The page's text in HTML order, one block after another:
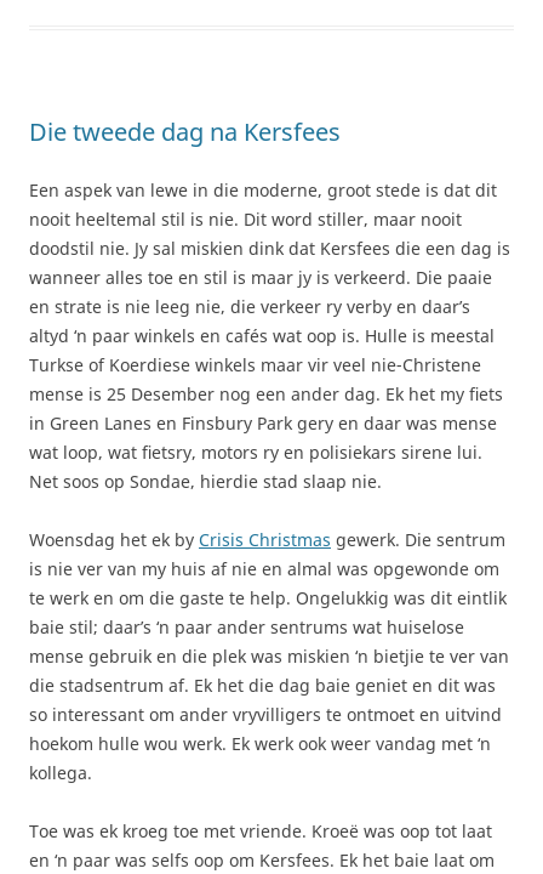
Die tweede dag na Kersfees
Een aspek van lewe in die moderne, groot stede is dat dit
nooit heeltemal stil is nie. Dit word stiller, maar nooit
doodstil nie. Jy sal miskien dink dat Kersfees die een dag is
wanneer alles toe en stil is maar jy is verkeerd. Die paaie
en strate is nie leeg nie, die verkeer ry verby en daar’s
altyd ‘n paar winkels en cafés wat oop is. Hulle is meestal
Turkse of Koerdiese winkels maar vir veel nie-Christene
mense is 25 Desember nog een ander dag. Ek het my fiets
in Green Lanes en Finsbury Park gery en daar was mense
wat loop, wat fietsry, motors ry en polisiekars sirene lui.
Net soos op Sondae, hierdie stad slaap nie.
Woensdag het ek by Crisis Christmas gewerk. Die sentrum
is nie ver van my huis af nie en almal was opgewonde om
te werk en om die gaste te help. Ongelukkig was dit eintlik
baie stil; daar’s ‘n paar ander sentrums wat huiselose
mense gebruik en die plek was miskien ‘n bietjie te ver van
die stadsentrum af. Ek het die dag baie geniet en dit was
so interessant om ander vryvilligers te ontmoet en uitvind
hoekom hulle wou werk. Ek werk ook weer vandag met ‘n
kollega.
Toe was ek kroeg toe met vriende. Kroeë was oop tot laat
en ‘n paar was selfs oop om Kersfees. Ek het baie laat om